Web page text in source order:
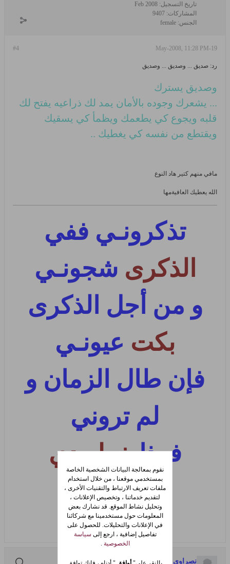
تاريخ التسجيل: Feb 2008
المشاركات: 9407
الجنس: female
#4 19-May-2008, 11:28 PM
رد: صديق ... وصديق ... وصديق
وصديق يسترك
... يشعرك وجوده بالأمان يمد لك ذراعيه يفتح لك
قلبه ويجوع كي يطعمك ويظمأ كي يسقيك
ويقتطع من نفسه كي يغطيك ..
مافي منهم كتير هاد النوع
الله يعطيك العافيةمها
تذكرونـي ففي
الذكرى شجونـي
و من أجل الذكرى
بكت عيونـي
فإن طال الزمان و
لم تروني
فهذاخط يدي
فتذكروني
نصراوي صميم
نقوم بمعالجة البيانات الشخصية الخاصة
بمستخدمي موقعنا ، من خلال استخدام
ملفات تعريف الارتباط والتقنيات الأخرى ،
لتقديم خدماتنا ، وتخصيص الإعلانات ،
وتحليل نشاط الموقع. قد نشارك بعض
المعلومات حول مستخدمينا مع شركائنا
في الإعلانات والتحليلات. للحصول على
تفاصيل إضافية ، ارجع إلى سياسة
الخصوصية .